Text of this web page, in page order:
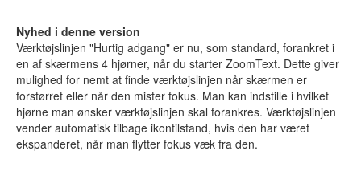
Nyhed i denne version
Værktøjslinjen "Hurtig adgang" er nu, som standard, forankret i
en af skærmens 4 hjørner, når du starter ZoomText. Dette giver
mulighed for nemt at finde værktøjslinjen når skærmen er
forstørret eller når den mister fokus. Man kan indstille i hvilket
hjørne man ønsker værktøjslinjen skal forankres. Værktøjslinjen
vender automatisk tilbage ikontilstand, hvis den har været
ekspanderet, når man flytter fokus væk fra den.